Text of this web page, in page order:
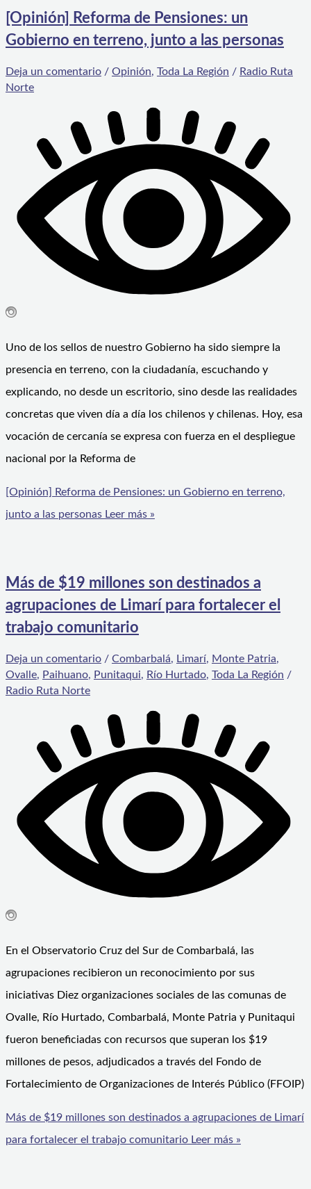
[Opinión] Reforma de Pensiones: un
Gobierno en terreno, junto a las personas
Deja un comentario / Opinión, Toda La Región / Radio Ruta
Norte
Uno de los sellos de nuestro Gobierno ha sido siempre la
presencia en terreno, con la ciudadanía, escuchando y
explicando, no desde un escritorio, sino desde las realidades
concretas que viven día a día los chilenos y chilenas. Hoy, esa
vocación de cercanía se expresa con fuerza en el despliegue
nacional por la Reforma de
[Opinión] Reforma de Pensiones: un Gobierno en terreno,
junto a las personas Leer más »
Más de $19 millones son destinados a
agrupaciones de Limarí para fortalecer el
trabajo comunitario
Deja un comentario / Combarbalá, Limarí, Monte Patria,
Ovalle, Paihuano, Punitaqui, Río Hurtado, Toda La Región /
Radio Ruta Norte
En el Observatorio Cruz del Sur de Combarbalá, las
agrupaciones recibieron un reconocimiento por sus
iniciativas Diez organizaciones sociales de las comunas de
Ovalle, Río Hurtado, Combarbalá, Monte Patria y Punitaqui
fueron beneficiadas con recursos que superan los $19
millones de pesos, adjudicados a través del Fondo de
Fortalecimiento de Organizaciones de Interés Público (FFOIP)
Más de $19 millones son destinados a agrupaciones de Limarí
para fortalecer el trabajo comunitario Leer más »